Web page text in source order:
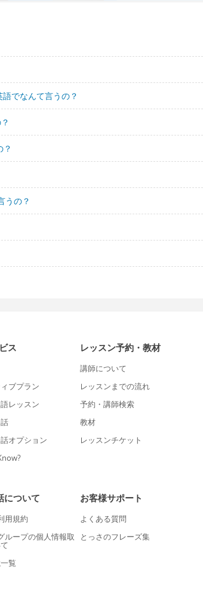
でなんて言うの？
うの？
ス
ブプラン
レッスン
オプション
レッスン予約・教材
講師について
レッスンまでの流れ
予約・講師検索
教材
レッスンチケット
について
用規約
ループの個人情報取
覧
お客様サポート
よくある質問
とっさのフレーズ集